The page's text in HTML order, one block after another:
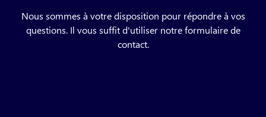
Nous sommes à votre disposition pour répondre à vos
questions. Il vous suffit d'utiliser notre formulaire de
contact.